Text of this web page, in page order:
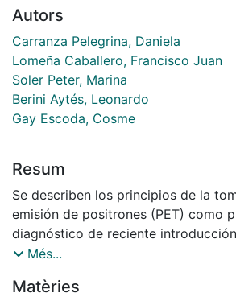
Autors
Carranza Pelegrina, Daniela
Lomeña Caballero, Francisco Juan
Soler Peter, Marina
Berini Aytés, Leonardo
Gay Escoda, Cosme
Resum
Se describen los principios de la
emisión de positrones (PET) como
diagnóstico de reciente
las Ciencias de la Salud. Las
especialidades: la cardiología,
Més...
Matèries